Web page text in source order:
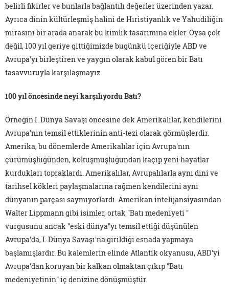
belirli fikirler ve bunlarla bağlantılı değerler üzerinden yazar.
Ayrıca dinin kültürleşmiş halini de Hıristiyanlık ve Yahudiliğin
mirasını bir arada anarak bu kimlik tasarımına ekler. Oysa çok
değil, 100 yıl geriye gittiğimizde bugünkü içeriğiyle ABD ve
Avrupa'yı birleştiren ve yaygın olarak kabul gören bir Batı
tasavvuruyla karşılaşmayız.
100 yıl öncesinde neyi karşılıyordu Batı?
Örneğin I. Dünya Savaşı öncesine dek Amerikalılar, kendilerini
Avrupa'nın temsil ettiklerinin anti-tezi olarak görmüşlerdir.
Amerika, bu dönemlerde Amerikalılar için Avrupa'nın
çürümüşlüğünden, kokuşmuşluğundan kaçıp yeni hayatlar
kurdukları topraklardı. Amerikalılar, Avrupalılarla aynı dini ve
tarihsel kökleri paylaşmalarına rağmen kendilerini aynı
dünyanın parçası saymıyorlardı. Amerikan intelijansiyasından
Walter Lippmann gibi isimler, ortak "Batı medeniyeti "
vurgusunu ancak "eski dünya"yı temsil ettiği düşünülen
Avrupa'da, I. Dünya Savaşı'na girildiği esnada yapmaya
başlamışlardır. Bu kalemlerin elinde Atlantik okyanusu, ABD'yi
Avrupa'dan koruyan bir kalkan olmaktan çıkıp "Batı
medeniyetinin" iç denizine dönüşmüştür.